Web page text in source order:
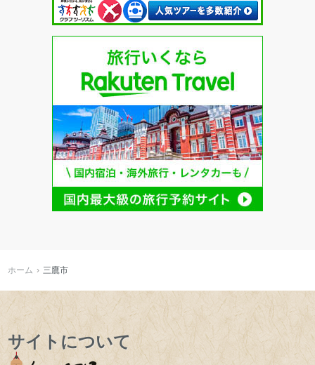
ホーム 三鷹市
サイトについて